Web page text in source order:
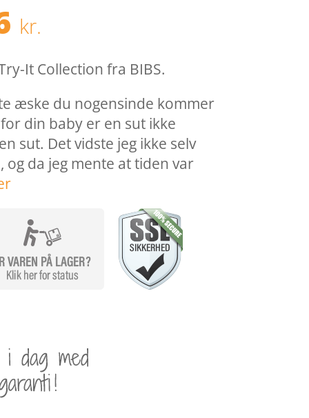
kr..
kr.
pris
er:
82,46 kr..
It Collection fra BIBS.
æske du nogensinde kommer
din baby er en sut ikke
sut. Det vidste jeg ikke selv
da jeg mente at tiden var